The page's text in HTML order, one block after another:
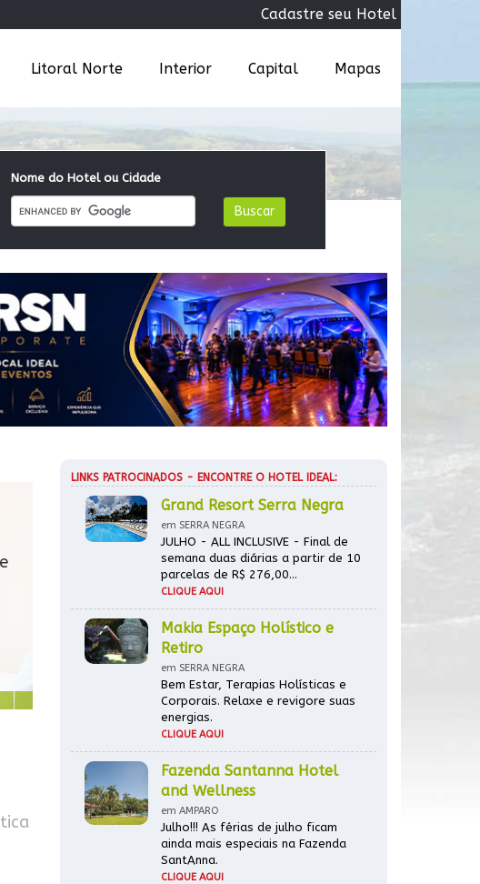
Cadastre seu Hotel
Mapas
Capital
Interior
Litoral Norte
Nome do Hotel ou Cidade
LINKS PATROCINADOS - ENCONTRE O HOTEL IDEAL:
Grand Resort Serra Negra
em SERRA NEGRA
JULHO - ALL INCLUSIVE - Final de
semana duas diárias a partir de 10
parcelas de R$ 276,00...
CLIQUE AQUI
Makia Espaço Holístico e
Retiro
em SERRA NEGRA
Bem Estar, Terapias Holísticas e
Corporais. Relaxe e revigore suas
energias.
CLIQUE AQUI
Fazenda Santanna Hotel
and Wellness
em AMPARO
Julho!!! As férias de julho ficam
ainda mais especiais na Fazenda
SantAnna.
CLIQUE AQUI